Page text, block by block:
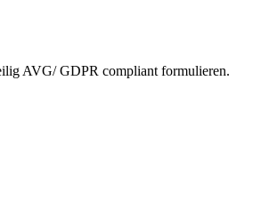
AVG/ GDPR compliant formulieren.